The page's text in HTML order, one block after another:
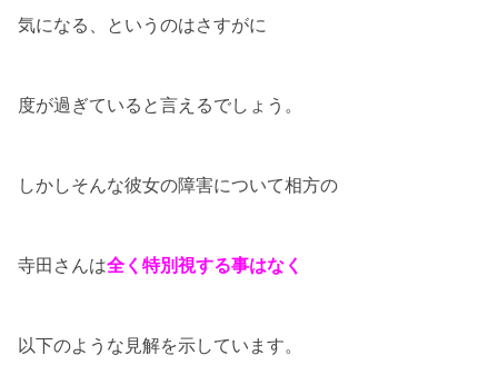
気になる、というのはさすがに
度が過ぎていると言えるでしょう。
しかしそんな彼女の障害について相方の
寺田さんは全く特別視する事はなく
以下のような見解を示しています。